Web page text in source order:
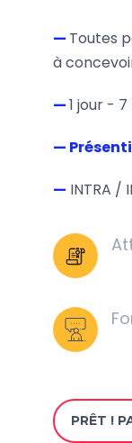
— Toutes
à
—1 jour - 7
—
— INTRA /
PRÊT !